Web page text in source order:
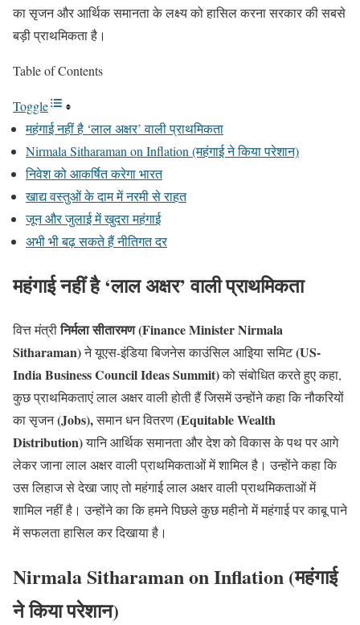
का सृजन और आर्थिक समानता के लक्ष्य को हासिल करना सरकार की सबसे
बड़ी प्राथमिकता है।
Table of Contents
Toggle
महंगाई नहीं है ‘लाल अक्षर’ वाली प्राथमिकता
Nirmala Sitharaman on Inflation (महंगाई ने किया परेशान)
निवेश को आकर्षित करेगा भारत
खाद्य वस्तुओं के दाम में नरमी से राहत
जून और जुलाई में खुदरा महंगाई
अभी भी बढ़ सकते हैं नीतिगत दर
महंगाई नहीं है ‘लाल अक्षर’ वाली प्राथमिकता
वित्त मंत्रीनिर्मला सीतारमण(Finance MinisterNirmala
Sitharaman)ने यूएस-इंडिया बिजनेस काउंसिल आइिया समिट(US-
India Business Council Ideas Summit)को संबोधित करते हुए कहा,
कुछ प्राथमिकताएं लाल अक्षर वाली होती हैं जिसमें उन्होंने कहा कि नौकरियों
का सृजन(Jobs),समान धन वितरण(Equitable Wealth
Distribution)यानि आर्थिक समानता और देश को विकास के पथ पर आगे
लेकर जाना लाल अक्षर वाली प्राथमिकताओं में शामिल है। उन्होंने कहा कि
उस लिहाज से देखा जाए तो महंगाई लाल अक्षर वाली प्राथमिकताओं में
शामिल नहीं है। उन्होंने का कि हमने पिछले कुछ महीनो में महंगाई पर काबू पाने
में सफलता हासिल कर दिखाया है।
Nirmala Sitharaman on Inflation (महंगाई
ने किया परेशान)